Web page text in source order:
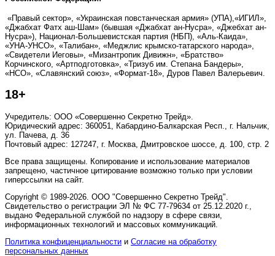
«Правый сектор», «Украинская повстанческая армия» (УПА),«ИГИЛ»,
«Джабхат Фатх аш-Шам» (бывшая «Джабхат ан-Нусра», «Джебхат ан-
Нусра»), Национал-Большевистская партия (НБП), «Аль-Каида»,
«УНА-УНСО», «Талибан», «Меджлис крымско-татарского народа»,
«Свидетели Иеговы», «Мизантропик Дивижн», «Братство»
Корчинского, «Артподготовка», «Тризуб им. Степана Бандеры»,
«НСО», «Славянский союз», «Формат-18», Дуров Павел Валерьевич.
18+
Учредитель: ООО «Совершенно Секретно Трейд».
Юридический адрес: 360051, Кабардино-Балкарская Респ., г. Нальчик,
ул. Пачева, д. 36
Почтовый адрес: 127247, г. Москва, Дмитровское шоссе, д. 100, стр. 2
Все права защищены. Копирование и использование материалов
запрещено, частичное цитирование возможно только при условии
гиперссылки на сайт.
Copyright © 1989-2026. ООО "Совершенно Секретно Трейд".
Свидетельство о регистрации ЭЛ № ФС 77-79634 от 25.12.2020 г.,
выдано Федеральной службой по надзору в сфере связи,
информационных технологий и массовых коммуникаций.
Политика конфиценциальности и Согласие на обработку
персональных данных